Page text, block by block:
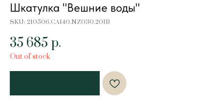
Шкатулка "Вешние воды"
SKU: 210506.CA140.NZ030.201B
35 685 р.
Out of stock